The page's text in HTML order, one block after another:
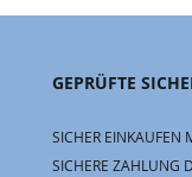
GEPRÜFTE
SICHER EINKAUFEN
SICHERE ZAHLUNG